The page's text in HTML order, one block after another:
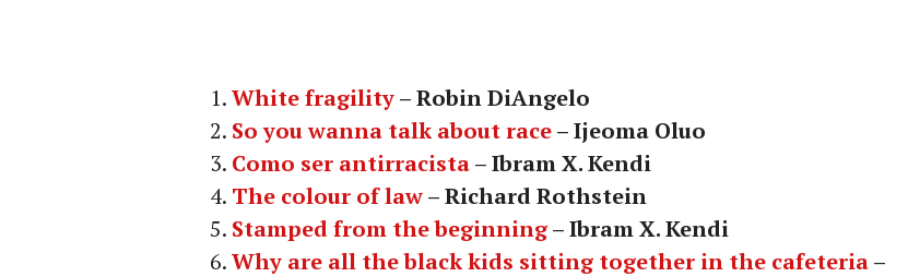
White fragility– Robin DiAngelo
So you wanna talk about race– Ijeoma Oluo
Como ser antirracista– Ibram X. Kendi
The colour of law– Richard Rothstein
Stamped from the beginning– Ibram X. Kendi
Why are all the black kids sitting together in the cafeteria–